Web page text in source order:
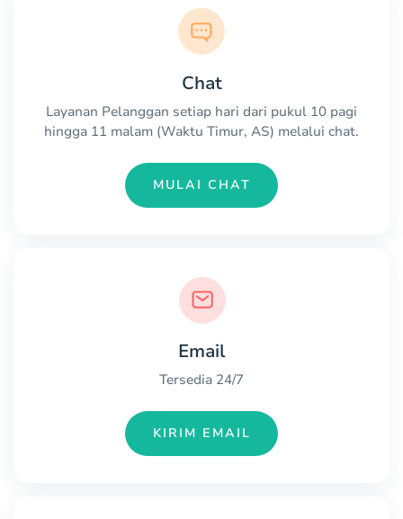
Chat
Layanan Pelanggan setiap hari dari pukul 10 pagi
hingga 11 malam (Waktu Timur, AS) melalui chat.
MULAI CHAT
Email
Tersedia 24/7
KIRIM EMAIL